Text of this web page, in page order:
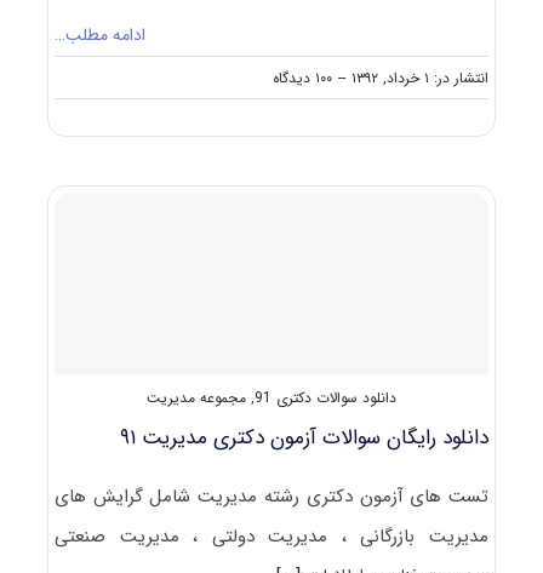
ادامه مطلب…
انتشار در: ۱ خرداد, ۱۳۹۲ -- ۱۰۰ دیدگاه
on
دانلود
۹۲
دانلود سوالات دکتری 91 , مجموعه مدیریت
دانلود رایگان سوالات آزمون دکتری مدیریت ۹۱
تست های آزمون دکتری رشته مدیریت شامل گرایش های
مدیریت بازرگانی ، مدیریت دولتی ، مدیریت صنعتی